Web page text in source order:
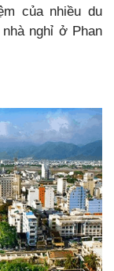
của nhiều du
nghỉ ở Phan